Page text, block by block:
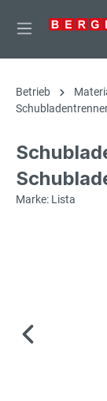
springen
Betrieb
Marke: Lista